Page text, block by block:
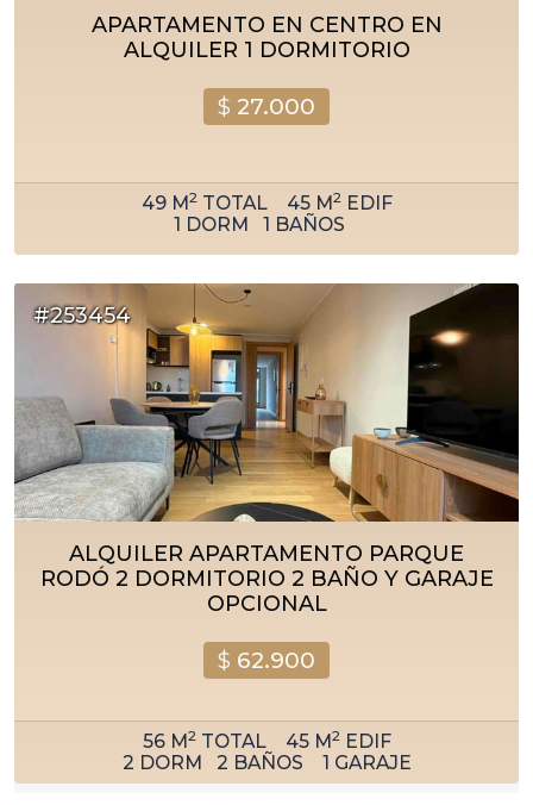
APARTAMENTO EN CENTRO EN
ALQUILER 1 DORMITORIO
$ 27.000
49M2TOTAL 45M2EDIF
1 DORM 1 BAÑOS
#253454
ALQUILER APARTAMENTO PARQUE
RODÓ 2 DORMITORIO 2 BAÑO Y GARAJE
OPCIONAL
$ 62.900
56M2TOTAL 45M2EDIF
2 DORM 2 BAÑOS 1 GARAJE